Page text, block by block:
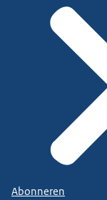
Abonneren